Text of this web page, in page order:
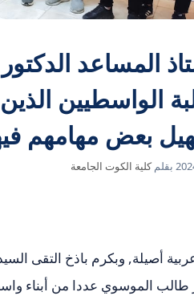
المساعد
الواسطيين
بعض مهامهم
بقلمكلية الكوت الجامعة
أصيلة, وبكرم باذخ التقى
طالب الموسوي عددا من أبناء